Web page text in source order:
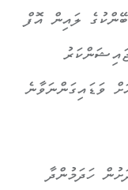
ލައިން އޮފް
ވަޑައިގަންނަވާނެ
ހަދަމުންދާ